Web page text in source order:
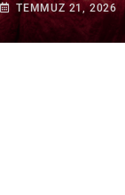
TEMMUZ 21, 2026